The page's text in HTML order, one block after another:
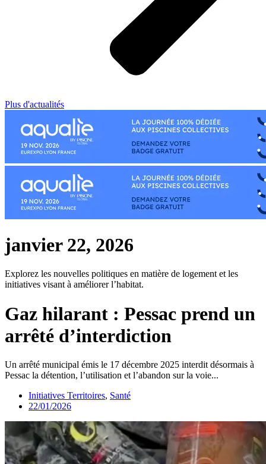
Plus d'actualités
janvier 22, 2026
Explorez les nouvelles politiques en matière de logement et les
initiatives visant à améliorer l’habitat.
Gaz hilarant : Pessac prend un
arrêté d’interdiction
Un arrêté municipal émis le 17 décembre 2025 interdit désormais à
Pessac la détention, l’utilisation et l’abandon sur la voie...
Initiatives Territoires, Santé
22/01/2026